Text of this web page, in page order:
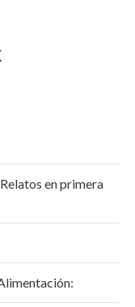
en primera